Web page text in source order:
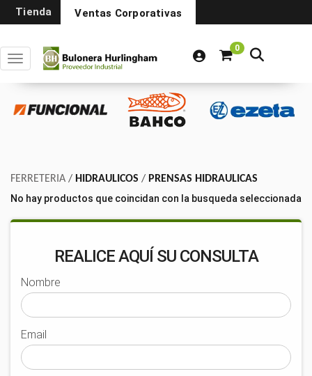
Tienda Ventas Corporativas
0
Toggle navigation
FERRETERIA / HIDRAULICOS / PRENSAS HIDRAULICAS
No hay productos que coincidan con la busqueda seleccionada
REALICE AQUÍ SU CONSULTA
Nombre
Email